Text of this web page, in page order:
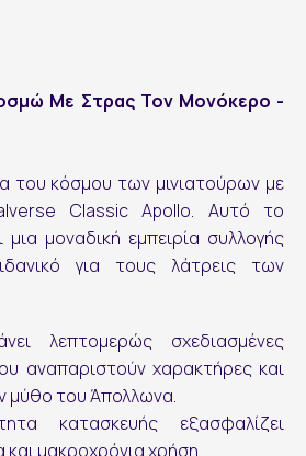
Mε Στρας Τον Μονόκερο -
του κόσμου των μινιατούρων με
Classic Apollo. Αυτό το
μια μοναδική εμπειρία συλλογής
για τους λάτρεις των
λεπτομερώς σχεδιασμένες
αναπαριστούν χαρακτήρες και
μύθο του Άπολλωνα.
κατασκευής εξασφαλίζει
και μακροχρόνια χρήση.